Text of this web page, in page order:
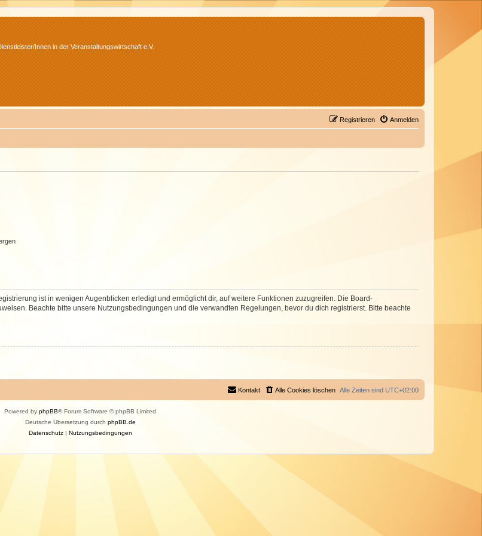
Innen in der Veranstaltungswirtschaft e.V.
Anmelden
Registrieren
ist in wenigen Augenblicken erledigt und ermöglicht dir, auf weitere Funktionen zuzugreifen. Die Board-
Beachte bitte unsere Nutzungsbedingungen und die verwandten Regelungen, bevor du dich registrierst. Bitte beachte
Alle Zeiten sind UTC+02:00
Alle Cookies löschen
Kontakt
Powered by phpBB® Forum Software © phpBB Limited
Deutsche Übersetzung durch phpBB.de
Datenschutz| Nutzungsbedingungen